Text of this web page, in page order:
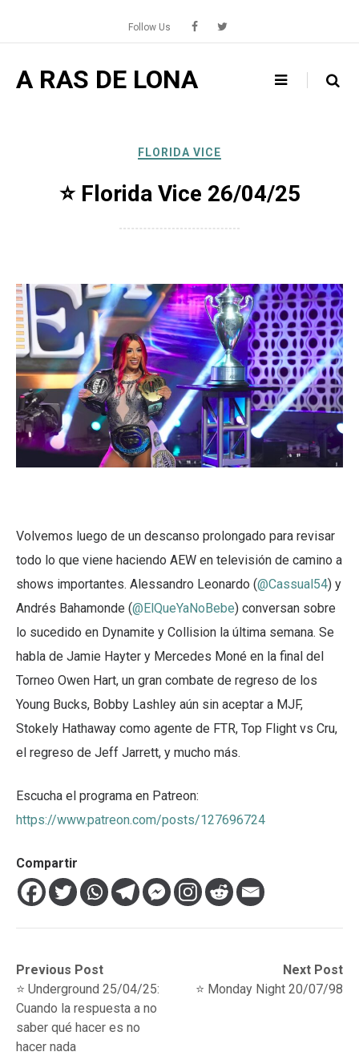
content
Follow Us
A RAS DE LONA
FLORIDA VICE
⭐️ Florida Vice 26/04/25
Volvemos luego de un descanso prolongado para revisar
todo lo que viene haciendo AEW en televisión de camino a
shows importantes. Alessandro Leonardo (@Cassual54) y
Andrés Bahamonde (@ElQueYaNoBebe) conversan sobre
lo sucedido en Dynamite y Collision la última semana. Se
habla de Jamie Hayter y Mercedes Moné en la final del
Torneo Owen Hart, un gran combate de regreso de los
Young Bucks, Bobby Lashley aún sin aceptar a MJF,
Stokely Hathaway como agente de FTR, Top Flight vs Cru,
el regreso de Jeff Jarrett, y mucho más.
Escucha el programa en Patreon:
https://www.patreon.com/posts/127696724
Compartir
Navegación
de
entradas
Previous Post
Previous
post:⭐️ Underground 25/04/25:
Cuando la respuesta a no
saber qué hacer es no
hacer nada
Next Post
Next
post:
⭐️ Monday Night 20/07/98